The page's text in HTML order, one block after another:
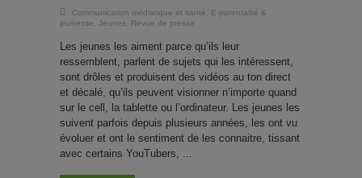
Communication médiatique et santé, E-parentalité &
jeunesse, Jeunes, Revue de presse
Les jeunes les aiment parce qu’ils leur
ressemblent, parlent de sujets qui les intéressent,
sont drôles et produisent des vidéos au ton direct
et décalé, qu’ils peuvent visionner n’importe quand
sur le cell, la tablette ou l’ordinateur. Les jeunes les
suivent parfois depuis plusieurs années, les ont vu
évoluer et ont le sentiment de les connaitre, tissant
avec certains YouTubers, ...